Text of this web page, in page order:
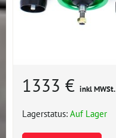
1333 € inkl MWSt.
Lagerstatus: Auf Lager